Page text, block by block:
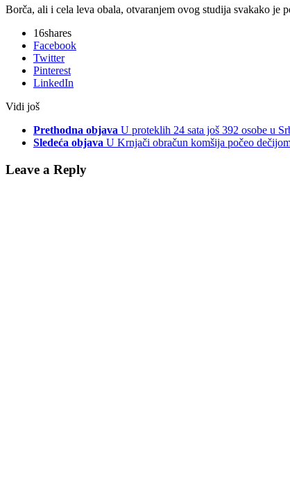
Borča, ali i cela leva obala, otvaranjem ovog studija svakako je
16shares
Facebook
Twitter
Pinterest
LinkedIn
Vidi još
Prethodna objava U proteklih 24 sata još 392 osobe u
Sledeća objava U Krnjači obračun komšija počeo
Leave a Reply